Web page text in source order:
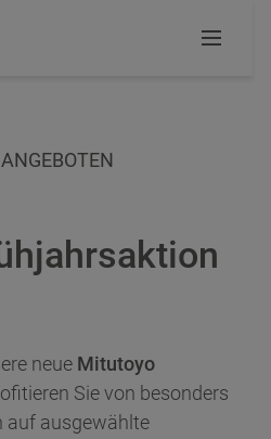
neue Mitutoyo
Sie von besonders
auf ausgewählte